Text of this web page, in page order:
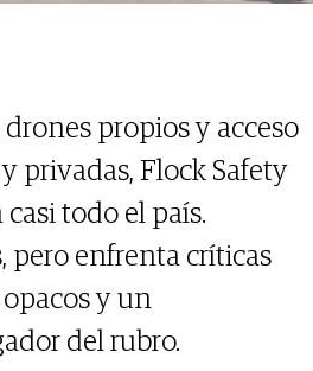
propios y acceso
privadas, Flock Safety
todo el país.
pero enfrenta críticas
y un
del rubro.